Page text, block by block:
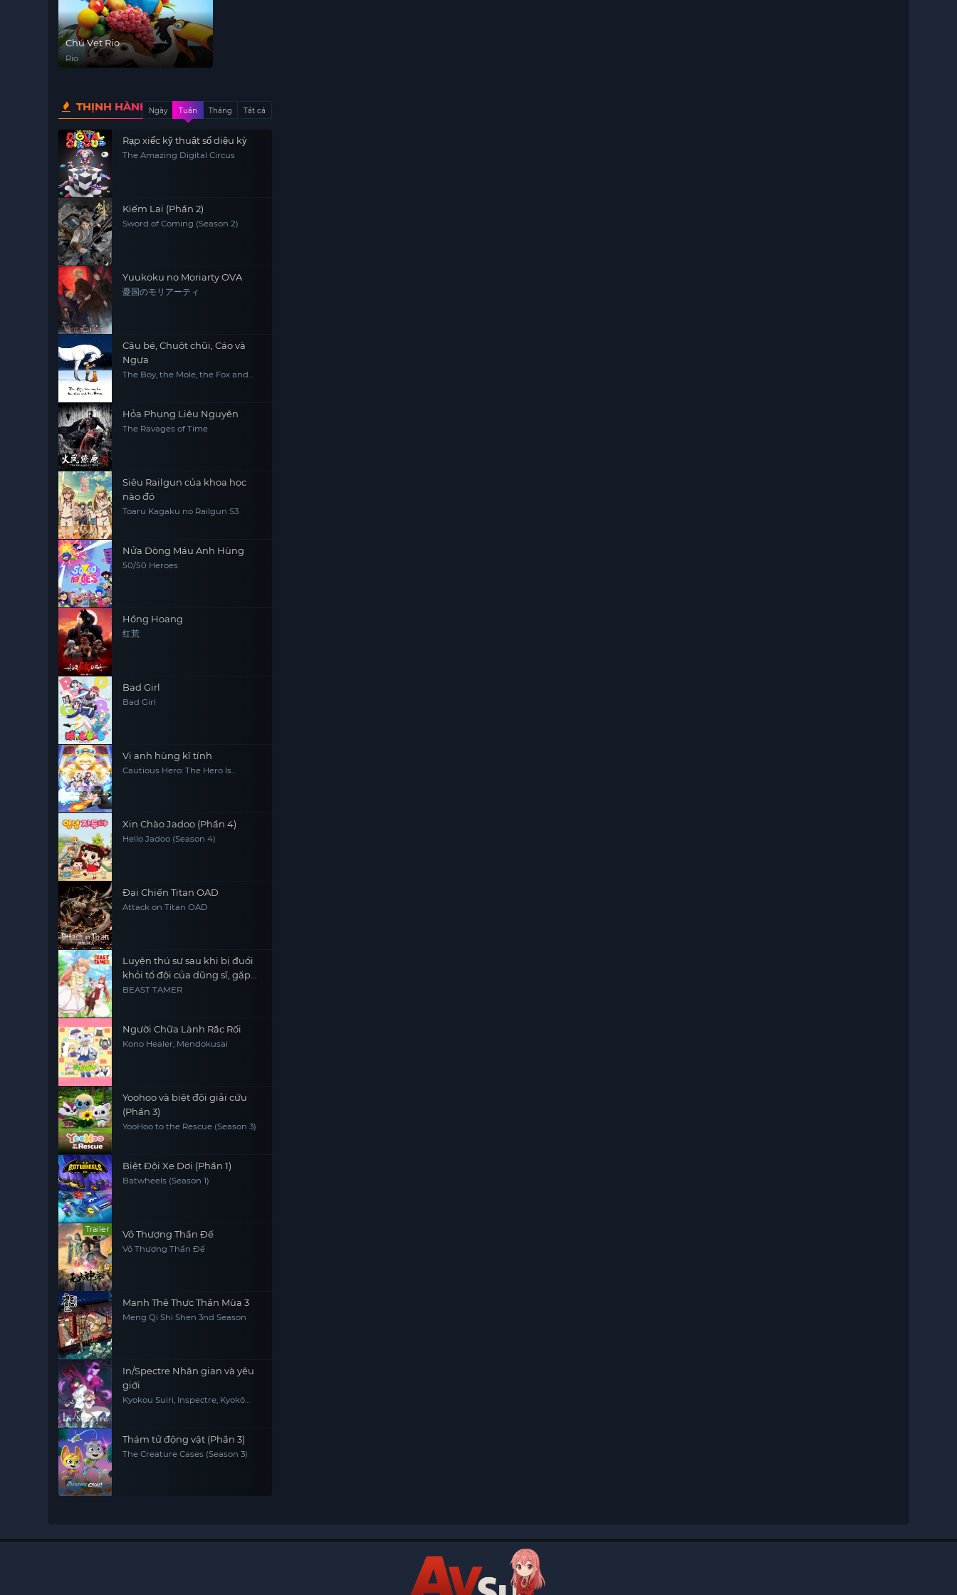
Chú Vẹt Rio
Rio
THỊNH HÀNHNgày Tuần Tháng Tất cả
Rạp xiếc kỹ thuật số diệu kỳ
The Amazing Digital Circus
Kiếm Lai (Phần 2)
Sword of Coming (Season 2)
Yuukoku no Moriarty OVA
憂国のモリアーティ
Cậu bé, Chuột chũi, Cáo và
Ngựa
The Boy, the Mole, the Fox and
Hỏa Phụng Liêu Nguyên
The Ravages of Time
Siêu Railgun của khoa học
nào đó
Toaru Kagaku no Railgun S3
Nửa Dòng Máu Anh Hùng
50/50 Heroes
Hồng Hoang
红荒
Bad Girl
Bad Girl
Vị anh hùng kĩ tính
Cautious Hero: The Hero Is
Xin Chào Jadoo (Phần 4)
Hello Jadoo (Season 4)
Đại Chiến Titan OAD
Attack on Titan OAD
Luyện thú sư sau khi bị đuổi
khỏi tổ đội của dũng sĩ, gặp
được thiếu nữ tai mèo của
BEAST TAMER
Người Chữa Lành Rắc Rối
Kono Healer, Mendokusai
Yoohoo và biệt đội giải cứu
(Phần 3)
YooHoo to the Rescue (Season 3)
Biệt Đội Xe Dơi (Phần 1)
Batwheels (Season 1)
Trailer Vô Thượng Thần Đế
Vô Thượng Thần Đế
Manh Thê Thực Thần Mùa 3
Meng Qi Shi Shen 3nd Season
In/Spectre Nhân gian và yêu
giới
Kyokou Suiri, Inspectre, Kyokō
Thám tử động vật (Phần 3)
The Creature Cases (Season 3)